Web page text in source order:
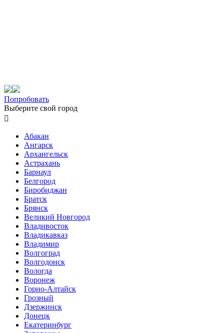
Попробовать
Выберите свой город

Абакан
Ангарск
Архангельск
Астрахань
Барнаул
Белгород
Биробиджан
Братск
Брянск
Великий Новгород
Владивосток
Владикавказ
Владимир
Волгоград
Волгодонск
Вологда
Воронеж
Горно-Алтайск
Грозный
Дзержинск
Донецк
Екатеринбург